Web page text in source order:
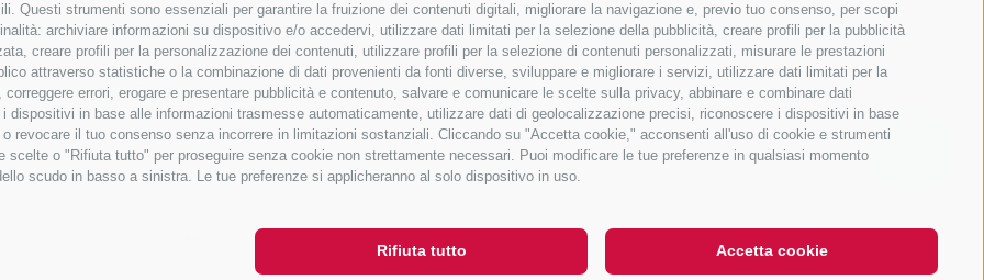
Questi strumenti sono essenziali per garantire la fruizione dei contenuti digitali, migliorare la navigazione e, previo tuo consenso, per scopi
archiviare informazioni su dispositivo e/o accedervi, utilizzare dati limitati per la selezione della pubblicità, creare profili per la pubblicità
creare profili per la personalizzazione dei contenuti, utilizzare profili per la selezione di contenuti personalizzati, misurare le prestazioni
attraverso statistiche o la combinazione di dati provenienti da fonti diverse, sviluppare e migliorare i servizi, utilizzare dati limitati per la
errori, erogare e presentare pubblicità e contenuto, salvare e comunicare le scelte sulla privacy, abbinare e combinare dati
in base alle informazioni trasmesse automaticamente, utilizzare dati di geolocalizzazione precisi, riconoscere i dispositivi in base
revocare il tuo consenso senza incorrere in limitazioni sostanziali. Cliccando su "Accetta cookie," acconsenti all'uso di cookie e strumenti
o "Rifiuta tutto" per proseguire senza cookie non strettamente necessari. Puoi modificare le tue preferenze in qualsiasi momento
scudo in basso a sinistra. Le tue preferenze si applicheranno al solo dispositivo in uso.
Accetta cookie
Rifiuta tutto
Area sciistica
Ladurns
1 skipass per tutte le
aree sciistiche
Richiesta cataloghi
Downloads
Foto
Video
Blog
Guestnet
activeCARD Vipiteno
Colle Isarco CARD
Come arrivare
Registrati